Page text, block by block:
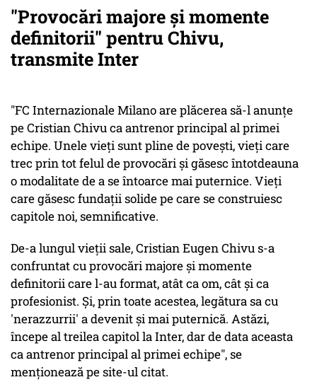
"Provocări majore şi momente
definitorii" pentru Chivu,
transmite Inter
"FC Internazionale Milano are plăcerea să-l anunţe
pe Cristian Chivu ca antrenor principal al primei
echipe. Unele vieţi sunt pline de poveşti, vieţi care
trec prin tot felul de provocări şi găsesc întotdeauna
o modalitate de a se întoarce mai puternice. Vieţi
care găsesc fundaţii solide pe care se construiesc
capitole noi, semnificative.
De-a lungul vieţii sale, Cristian Eugen Chivu s-a
confruntat cu provocări majore şi momente
definitorii care l-au format, atât ca om, cât şi ca
profesionist. Şi, prin toate acestea, legătura sa cu
'nerazzurrii' a devenit şi mai puternică. Astăzi,
începe al treilea capitol la Inter, dar de data aceasta
ca antrenor principal al primei echipe", se
menţionează pe site-ul citat.